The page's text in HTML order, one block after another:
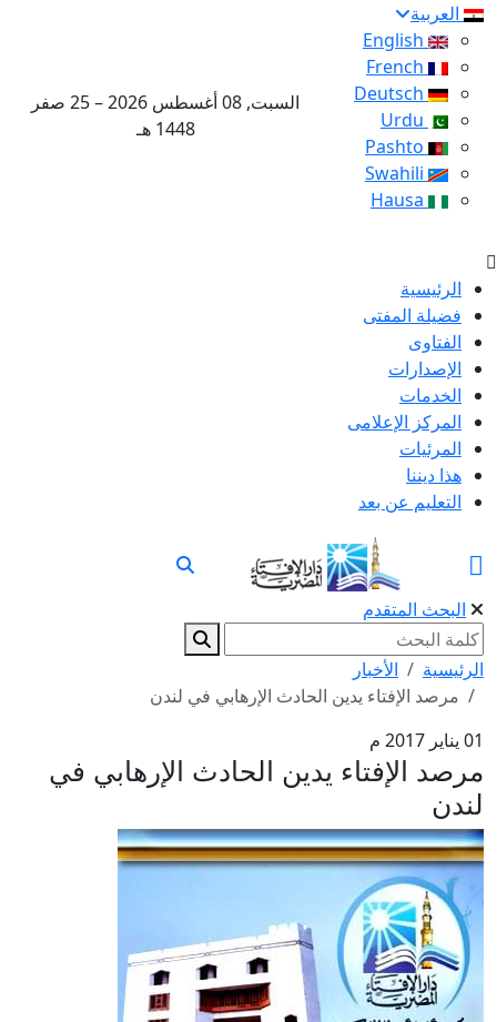
العربية
السبت, 08 أغسطس 2026 – 25 صفر
1448 هـ
الرئيسية
فضيلة المفتى
الفتاوى
الإصدارات
الخدمات
المركز الإعلامى
المرئيات
هذا ديننا
التعليم عن بعد
البحث المتقدم
الرئيسية
الأخبار
مرصد الإفتاء يدين الحادث الإرهابي في لندن
01 يناير 2017 م
مرصد الإفتاء يدين الحادث الإرهابي في
لندن